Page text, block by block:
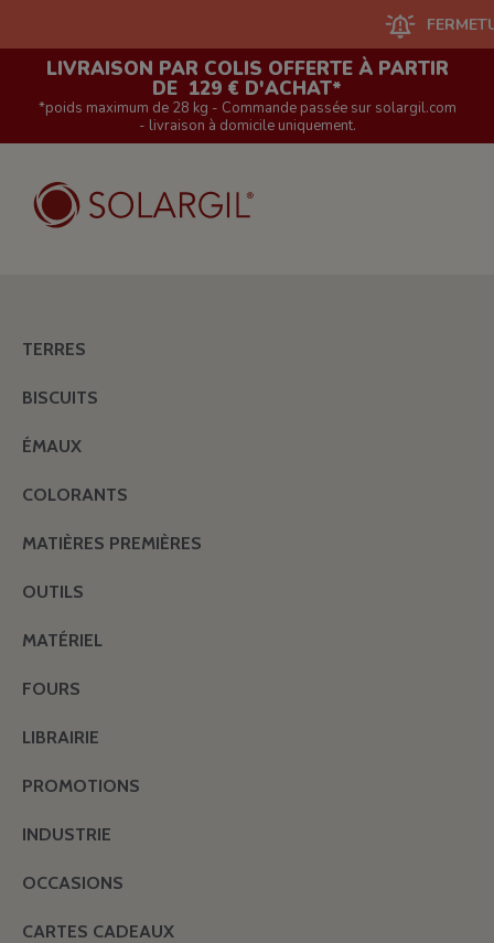
FERMETURE
LIVRAISON PAR COLIS OFFERTE À PARTIR
DE 129 € D'ACHAT*
*poids maximum de 28 kg - Commande passée sur solargil.com
- livraison à domicile uniquement.
TERRES
BISCUITS
ÉMAUX
COLORANTS
MATIÈRES PREMIÈRES
OUTILS
MATÉRIEL
FOURS
LIBRAIRIE
PROMOTIONS
INDUSTRIE
OCCASIONS
CARTES CADEAUX